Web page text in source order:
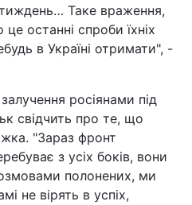
Таке враження,
останні спроби їхніх
в Україні отримати", -
росіянами під
свідчить про те, що
"Зараз фронт
з усіх боків, вони
полонених, ми
не вірять в успіх,